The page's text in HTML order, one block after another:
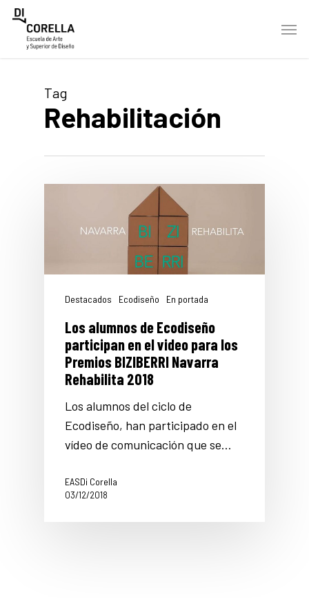
Skip
Menu
Tag
Rehabilitación
Destacados Ecodiseño En portada
Los alumnos de Ecodiseño
participan en el video para los
Premios BIZIBERRI Navarra
Rehabilita 2018
Los alumnos del ciclo de
Ecodiseño, han participado en el
vídeo de comunicación que se…
EASDi Corella
03/12/2018